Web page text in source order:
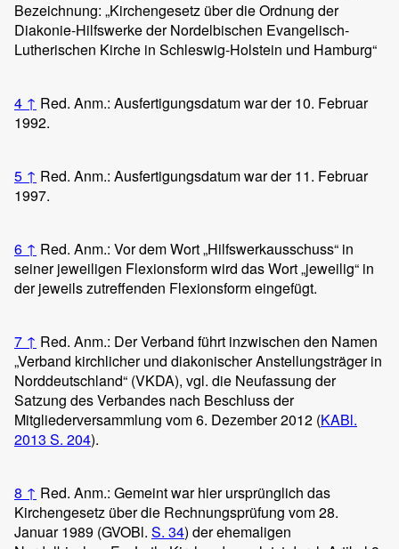
Bezeichnung: „Kirchengesetz über die Ordnung der
Diakonie-Hilfswerke der Nordelbischen Evangelisch-
Lutherischen Kirche in Schleswig-Holstein und Hamburg“
4 ↑ Red. Anm.: Ausfertigungsdatum war der 10. Februar
1992.
5 ↑ Red. Anm.: Ausfertigungsdatum war der 11. Februar
1997.
6 ↑ Red. Anm.: Vor dem Wort „Hilfswerkausschuss“ in
seiner jeweiligen Flexionsform wird das Wort „jeweilig“ in
der jeweils zutreffenden Flexionsform eingefügt.
7 ↑ Red. Anm.: Der Verband führt inzwischen den Namen
„Verband kirchlicher und diakonischer Anstellungsträger in
Norddeutschland“ (VKDA), vgl. die Neufassung der
Satzung des Verbandes nach Beschluss der
Mitgliederversammlung vom 6. Dezember 2012 (KABl.
2013 S. 204).
8 ↑ Red. Anm.: Gemeint war hier ursprünglich das
Kirchengesetz über die Rechnungsprüfung vom 28.
Januar 1989 (GVOBl. S. 34) der ehemaligen